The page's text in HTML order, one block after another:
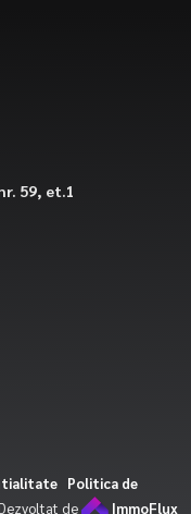
59, et.1
Politica de
de ImmoFlux